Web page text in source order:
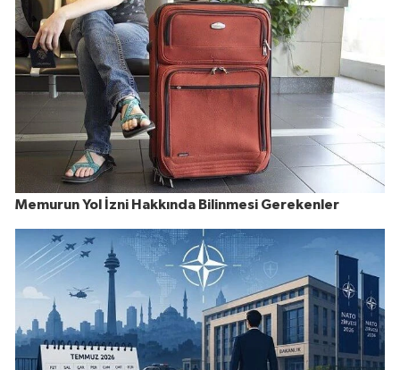
Memurun Yol İzni Hakkında Bilinmesi Gerekenler